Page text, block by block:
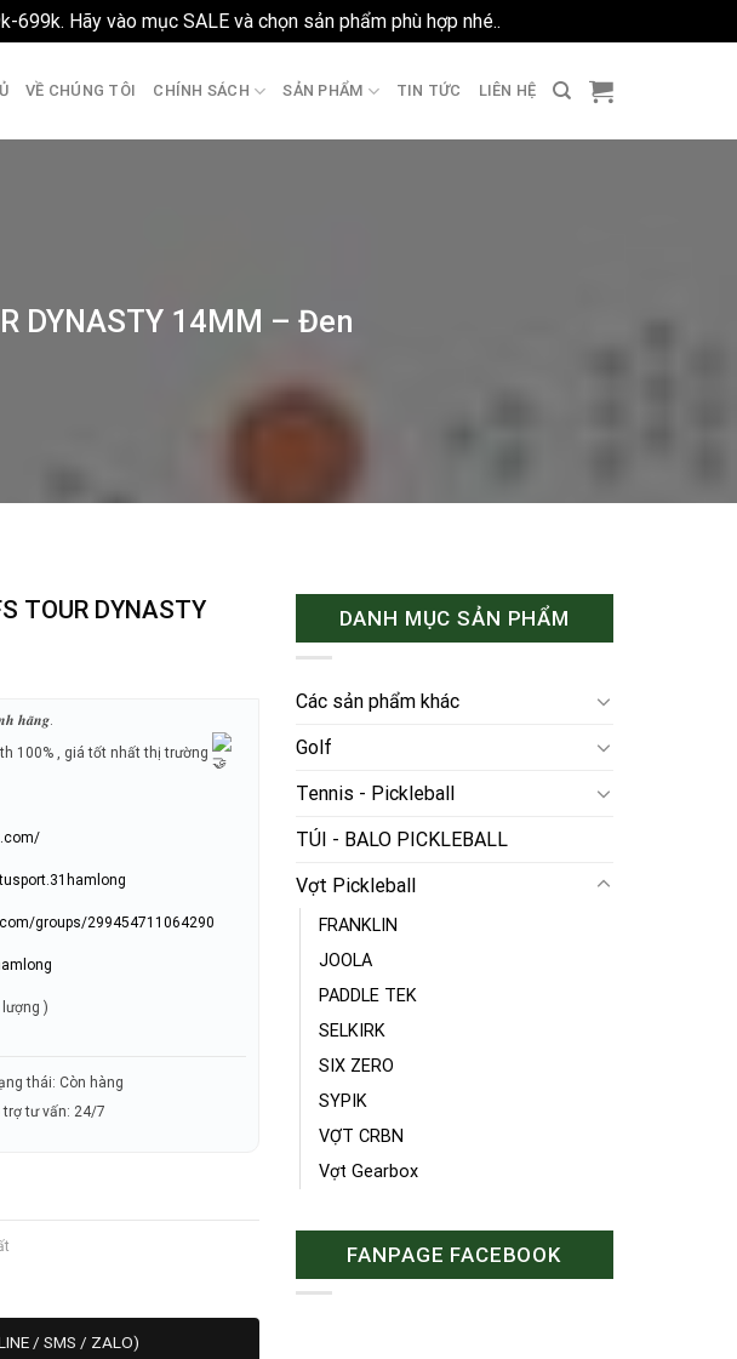
Hãy vào mục SALE và chọn sản phẩm phù hợp nhé..
VỀ CHÚNG TÔI CHÍNH SÁCH SẢN PHẨM TIN TỨC LIÊN HỆ
DYNASTY 14MM – Đen
TOUR DYNASTY
𝒉𝒂̃𝒏𝒈.
100% , giá tốt nhất thị trường
groups/299454711064290
)
thái: Còn hàng
trợ tư vấn: 24/7
/ SMS / ZALO)
DANH MỤC SẢN PHẨM
Các sản phẩm khác
Golf
Tennis - Pickleball
TÚI - BALO PICKLEBALL
Vợt Pickleball
FRANKLIN
JOOLA
PADDLE TEK
SELKIRK
SIX ZERO
SYPIK
VỢT CRBN
Vợt Gearbox
FANPAGE FACEBOOK